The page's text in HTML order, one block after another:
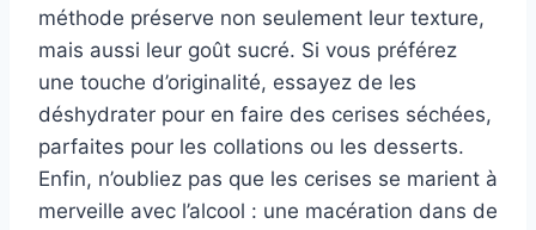
méthode préserve non seulement leur texture,
mais aussi leur goût sucré. Si vous préférez
une touche d’originalité, essayez de les
déshydrater pour en faire des cerises séchées,
parfaites pour les collations ou les desserts.
Enfin, n’oubliez pas que les cerises se marient à
merveille avec l’alcool : une macération dans de